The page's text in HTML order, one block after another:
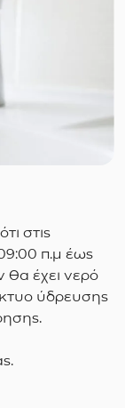
στις
π.μ έως
θα έχει νερό
ύδρευσης